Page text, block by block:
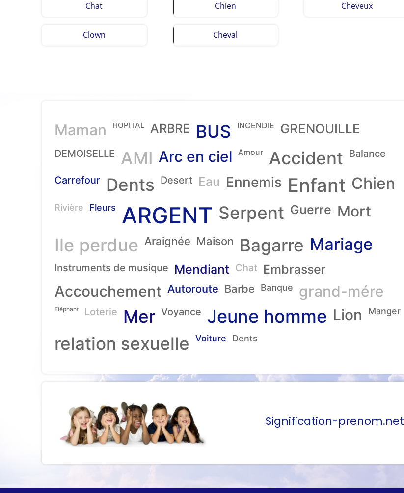
Chat Chien Cheveux
Clown Cheval
Maman HOPITAL ARBRE BUS INCENDIE GRENOUILLE
DEMOISELLE AMI Arc en ciel Amour Accident Balance
Carrefour Dents Desert Eau Ennemis Enfant Chien
Rivière Fleurs ARGENT Serpent Guerre Mort
Ile perdue Araignée Maison Bagarre Mariage
Instruments de musique Mendiant Chat Embrasser
Accouchement Autoroute Barbe Banque grand-mére
Eléphant Loterie Mer Voyance Jeune homme Lion Manger
relation sexuelle Voiture Dents
Signification-prenom.net